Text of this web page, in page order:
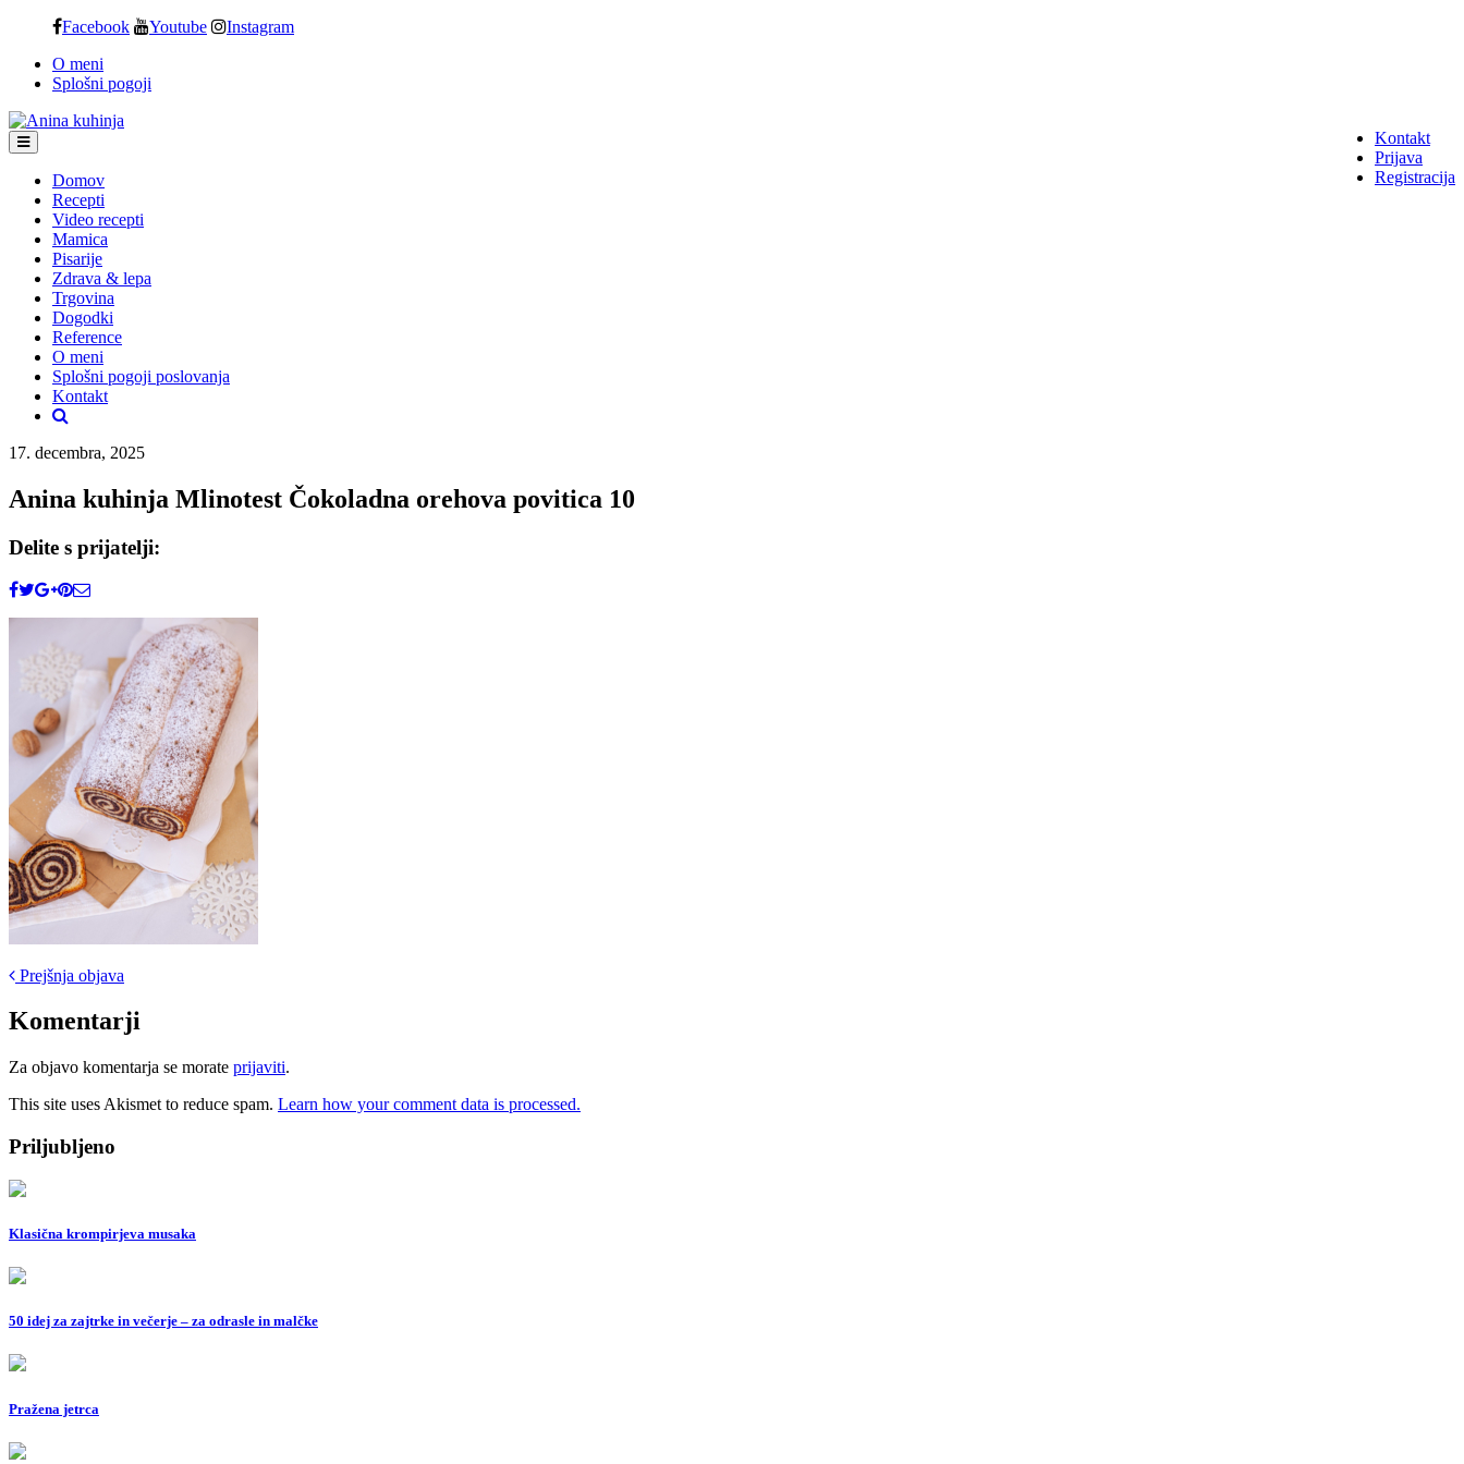
content
Facebook Youtube Instagram
O meni
Splošni pogoji
Kontakt
Prijava
Registracija
Domov
Recepti
Video recepti
Mamica
Pisarije
Zdrava & lepa
Trgovina
Dogodki
Reference
O meni
Splošni pogoji poslovanja
Kontakt
17. decembra, 2025
Anina kuhinja Mlinotest Čokoladna orehova povitica 10
Delite s prijatelji:
Post
navigation
Prejšnja objava
Komentarji
Za objavo komentarja se morate prijaviti.
This site uses Akismet to reduce spam. Learn how your comment data is processed.
Priljubljeno
Klasična krompirjeva musaka
50 idej za zajtrke in večerje – za odrasle in malčke
Pražena jetrca